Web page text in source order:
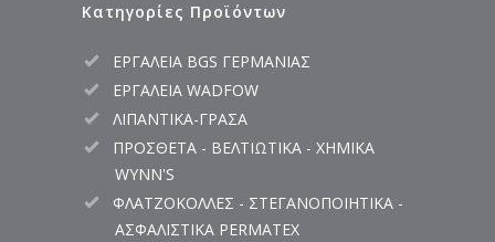
Κατηγορίες Προϊόντων
ΕΡΓΑΛΕΙΑ BGS ΓΕΡΜΑΝΙΑΣ
ΕΡΓΑΛΕΙΑ WADFOW
ΛΙΠΑΝΤΙΚΑ-ΓΡΑΣΑ
ΠΡΟΣΘΕΤΑ - ΒΕΛΤΙΩΤΙΚΑ - ΧΗΜΙΚΑ
WYNN'S
ΦΛΑΤΖΟΚΟΛΛΕΣ - ΣΤΕΓΑΝΟΠΟΙΗΤΙΚΑ -
ΑΣΦΑΛΙΣΤΙΚΑ PERMATEX